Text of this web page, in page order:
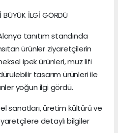
BÜYÜK İLGİ GÖRDÜ
tanıtım standında
ürünler ziyaretçilerin
ipek ürünleri, muz lifi
tasarım ürünleri ile
yoğun ilgi gördü.
sanatları, üretim kültürü ve
detaylı bilgiler